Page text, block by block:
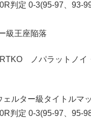
判定 0-3(95-97、93-
級王座陥落
ノパラットノイ
ェルター級タイトルマ
判定 0-3(95-97、95-